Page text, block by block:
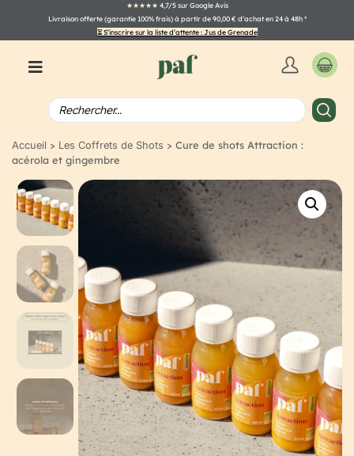
★★★★★ 4,7/5 sur Google Avis
Livraison offerte (garantie 100% frais) à partir de 90,00 € d’achat en 24 à 48h*
⏳ S’inscrire sur la liste d’attente : Jus de Grenade
Accueil > Les Coffrets de Shots > Cure de shots Attraction :
acérola et gingembre